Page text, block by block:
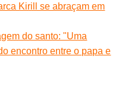
Kirill se abraçam em
do santo: "Uma
encontro entre o papa e